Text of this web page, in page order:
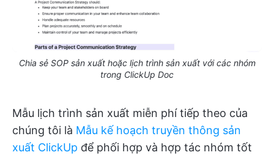
Chia sẻ SOP sản xuất hoặc lịch trình sản xuất với các nhóm
trong ClickUp Doc
Mẫu lịch trình sản xuất miễn phí tiếp theo của
chúng tôi là Mẫu kế hoạch truyền thông sản
xuất ClickUp để phối hợp và hợp tác nhóm tốt